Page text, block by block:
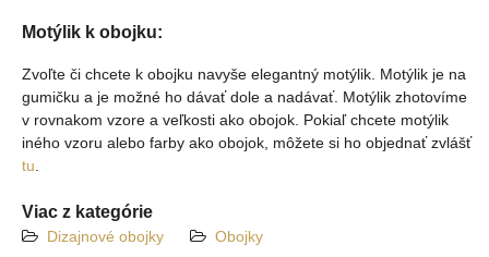
Motýlik k obojku:
Zvoľte či chcete k obojku navyše elegantný motýlik. Motýlik je na
gumičku a je možné ho dávať dole a nadávať. Motýlik zhotovíme
v rovnakom vzore a veľkosti ako obojok. Pokiaľ chcete motýlik
iného vzoru alebo farby ako obojok, môžete si ho objednať zvlášť
tu
Viac z kategórie
Dizajnové obojky Obojky